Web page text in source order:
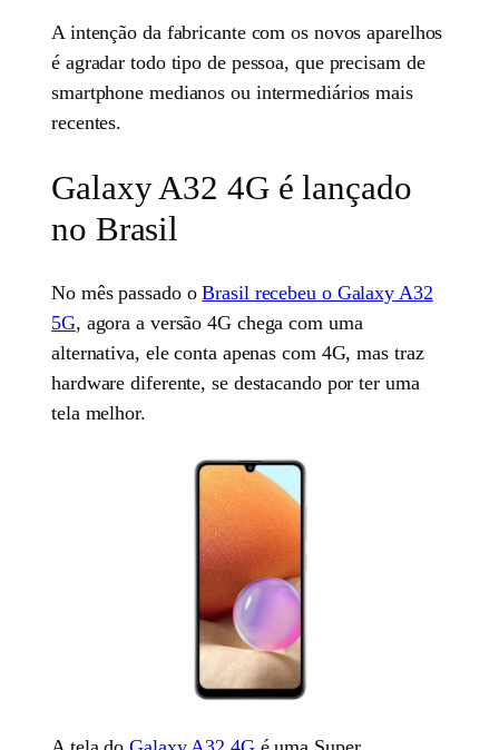
A intenção da fabricante com os novos aparelhos
é agradar todo tipo de pessoa, que precisam de
smartphone medianos ou intermediários mais
recentes.
Galaxy A32 4G é lançado
no Brasil
No mês passado oBrasil recebeu o Galaxy A32
5G, agora a versão 4G chega com uma
alternativa, ele conta apenas com 4G, mas traz
hardware diferente, se destacando por ter uma
tela melhor.